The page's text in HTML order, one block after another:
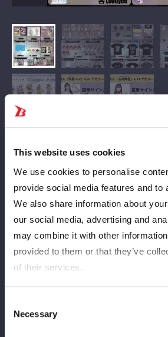
This website uses cookies
We use cookies to personalise
provide social media features and to
We also share information about
our social media, advertising and
may combine it with other
provided to them or that they’ve
of their services.
Selection
Necessary
スターダムファン必見！
6月8日東京・後楽園ホールで開催される
グッズを販売いたします！
グッズを手に入れて、大会をさらに楽しみ
新商品
・ベルトアクリルスタンド 朱里選手
・STARDOM CARD PARTY アクリルスタ
Eye
早めのチェックがおすすめ！